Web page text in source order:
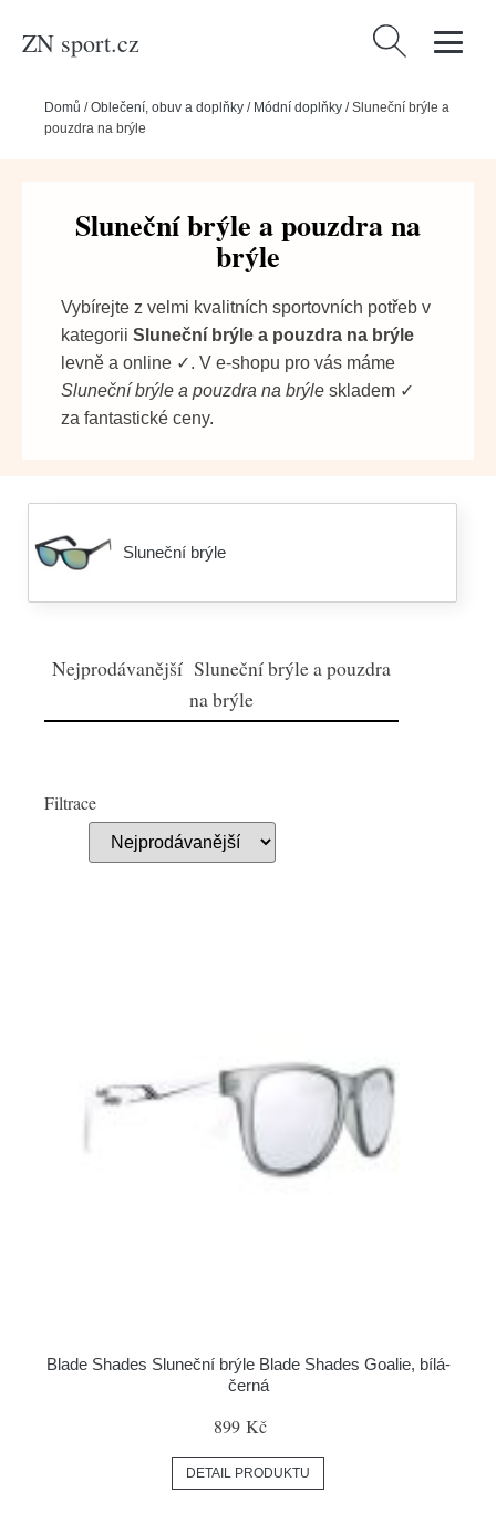
ZN sport.cz Vyhledávání
Domů /Oblečení, obuv a doplňky / Módní doplňky /Sluneční brýle a
pouzdra na brýle
Sluneční brýle a pouzdra na
brýle
Vybírejte z velmi kvalitních sportovních potřeb v
kategorii Sluneční brýle a pouzdra na brýle
levně a online ✓. V e-shopu pro vás máme
Sluneční brýle a pouzdra na brýle skladem ✓
za fantastické ceny.
Sluneční brýle
Nejprodávanější Sluneční brýle a pouzdra
na brýle
Filtrace
Blade Shades Sluneční brýle Blade Shades Goalie, bílá-
černá
899 Kč
DETAIL PRODUKTU